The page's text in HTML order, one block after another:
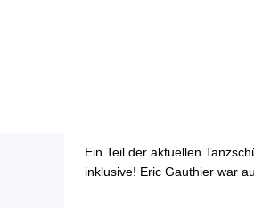
Ein Teil der aktuellen
inklusive! Eric Gauthier war